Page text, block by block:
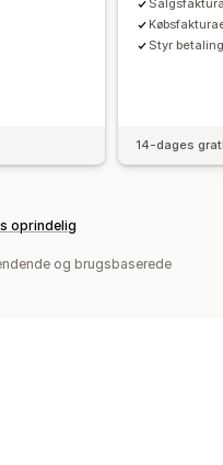
Styr
14-dages
oprindelig
og brugsbaserede